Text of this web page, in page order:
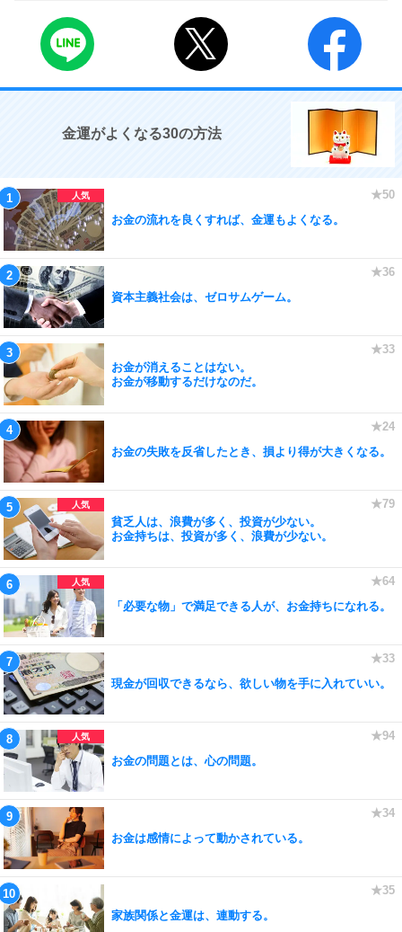
金運がよくなる30の方法
お金の流れを良くすれば、金運もよくなる。
資本主義社会は、ゼロサムゲーム。
お金が消えることはない。
お金が移動するだけなのだ。
お金の失敗を反省したとき、損より得が大きくなる。
貧乏人は、浪費が多く、投資が少ない。
お金持ちは、投資が多く、浪費が少ない。
「必要な物」で満足できる人が、お金持ちになれる。
現金が回収できるなら、欲しい物を手に入れていい。
お金の問題とは、心の問題。
お金は感情によって動かされている。
家族関係と金運は、連動する。